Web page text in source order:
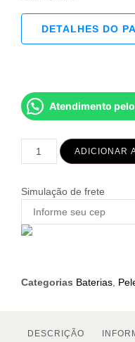
DETALHES DO
Atendimento
ADICIONAR
Simulação de frete
Categorias Baterias
DESCRIÇÃO